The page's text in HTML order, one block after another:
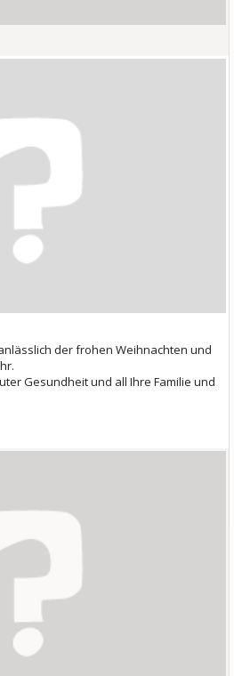
der frohen Weihnachten und
Gesundheit und all Ihre Familie und